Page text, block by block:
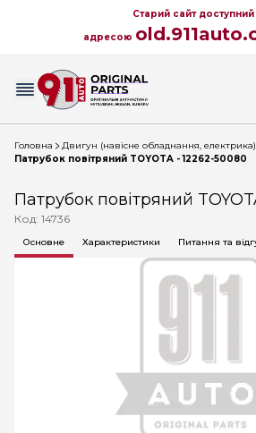
Старий сайт доступний
адресою
Головна
Двигун (навісне обладнання, електрика)
Патрубок повітряний TOYOTA - 12262-50080
Патрубок повітряний
Код: 14736
Основне Характеристики Питання та